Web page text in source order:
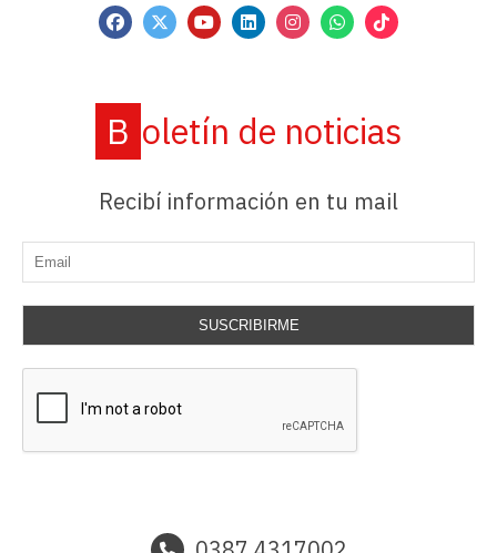
Boletín de noticias
Recibí información en tu mail
SUSCRIBIRME